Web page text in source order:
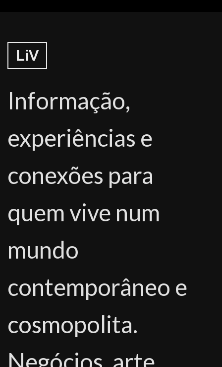
LiV
Informação,
experiências e
conexões para
quem vive num
mundo
contemporâneo e
cosmopolita.
Negócios, arte,